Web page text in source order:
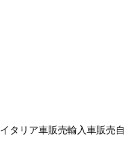
イタリア車販売輸入車販売自